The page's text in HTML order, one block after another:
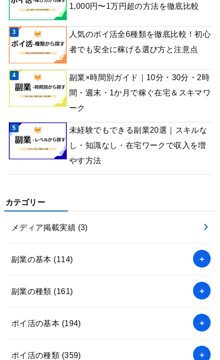
1,000円〜1万円超の方法を徹底比較
人気のポイ活全6種類を徹底比較！初心
者でも安全に稼げる選び方と注意点
副業×時間別ガイド｜10分・30分・2時
間・週末・1か月で稼ぐ在宅＆スキマワ
ーク
未経験でもできる副業20選｜スキルな
し・知識なし・在宅ワークで収入を増
やす方法
カテゴリー
メディア掲載実績 (3)
副業の基本 (114)
副業の種類 (161)
ポイ活の基本 (194)
ポイ活の種類 (359)